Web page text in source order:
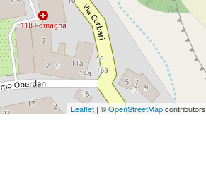
Leaflet| ©OpenStreetMapcontributors